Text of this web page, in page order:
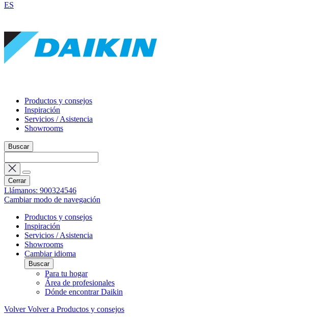
ES
Productos y consejos
Inspiración
Servicios / Asistencia
Showrooms
Buscar
Cerrar
Llámanos: 900324546
Cambiar modo de navegación
Productos y consejos
Inspiración
Servicios / Asistencia
Showrooms
Cambiar idioma
Buscar
Para tu hogar
Área de profesionales
Dónde encontrar Daikin
Volver Volver a Productos y consejos